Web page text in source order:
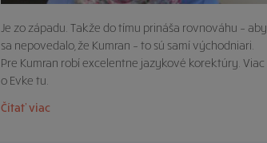
Je zo západu. Takže do tímu prináša rovnováhu – aby
sa nepovedalo, že Kumran – to sú samí východniari.
Pre Kumran robí excelentne jazykové korektúry. Viac
o Evke tu.
Čítať viac